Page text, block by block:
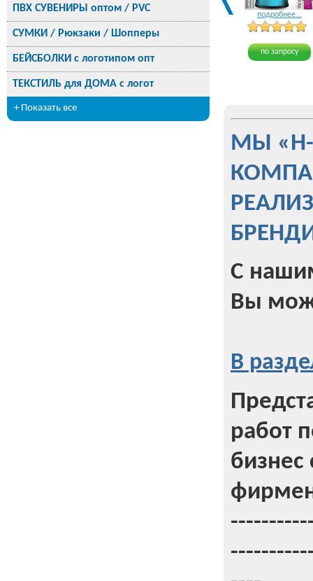
ПВХ СУВЕНИРЫ оптом / PVC
СУМКИ / Рюкзаки / Шопперы
БЕЙСБОЛКИ с логотипом опт
ТЕКСТИЛЬ для ДОМА с логот
+ Показать все
подробнее...
по запросу
МЫ
С
Вы
В
работ
бизнес